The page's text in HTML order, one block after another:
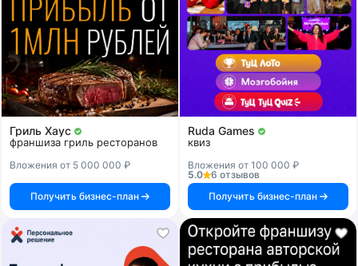
Гриль Хаус
франшиза гриль ресторанов
Вложения от 5 000 000 ₽
Получить бизнес-план
Ruda Games
квиз
Вложения от 100 000 ₽
5.0
6 отзывов
Получить бизнес-план